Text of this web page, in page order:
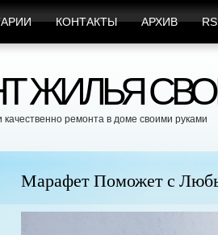
КОНТАКТЫ АРХИВ
ЖИЛЬЯ
ремонта в доме своими руками
с Любыми Видами